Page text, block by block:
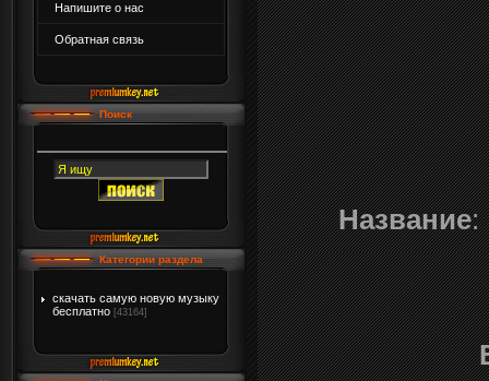
Напишите о нас
Обратная связь
Поиск
Категории раздела
скачать самую новую музыку
бесплатно [43164]
Название: